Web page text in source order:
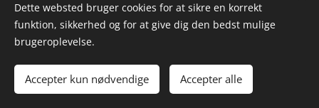
Kontakt os på mail: info@kbh-nord.dk
Cookies
Dette websted bruger cookies for at sikre en korrekt
funktion, sikkerhed og for at give dig den bedst mulige
brugeroplevelse.
Accepter kun nødvendige Accepter alle